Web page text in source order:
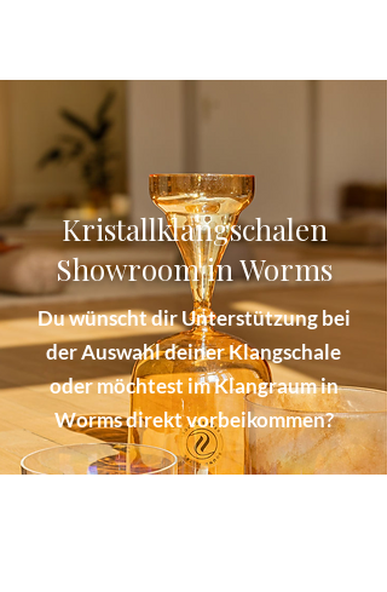
Kristallklangschalen
Showroom in Worms
Du wünscht dir Unterstützung bei
der Auswahl deiner Klangschale
oder möchtest im Klangraum in
Worms direkt vorbeikommen?